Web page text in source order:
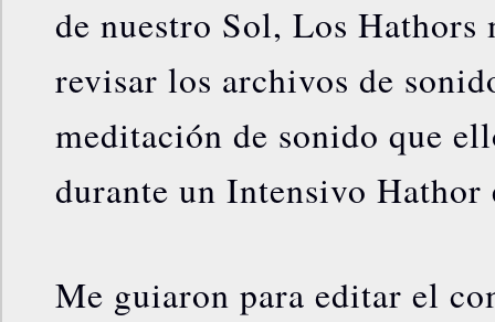
de nuestro Sol, Los Hathors
revisar los archivos de
meditación de sonido que
durante un Intensivo Hathor
Me guiaron para editar el